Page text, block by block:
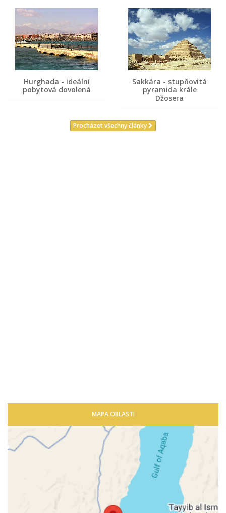
Hurghada - ideální
pobytová dovolená
Sakkára - stupňovitá
pyramida krále
Džosera
Procházet všechny články
MAPA OBLASTI